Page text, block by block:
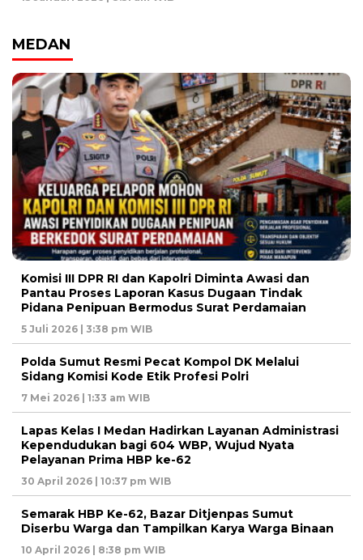
MEDAN
Komisi III DPR RI dan Kapolri Diminta Awasi dan
Pantau Proses Laporan Kasus Dugaan Tindak
Pidana Penipuan Bermodus Surat Perdamaian
5 Juli 2026 | 3:38 pm WIB
Polda Sumut Resmi Pecat Kompol DK Melalui
Sidang Komisi Kode Etik Profesi Polri
7 Mei 2026 | 1:33 am WIB
Lapas Kelas I Medan Hadirkan Layanan Administrasi
Kependudukan bagi 604 WBP, Wujud Nyata
Pelayanan Prima HBP ke-62
30 April 2026 | 10:37 pm WIB
Semarak HBP Ke-62, Bazar Ditjenpas Sumut
Diserbu Warga dan Tampilkan Karya Warga Binaan
10 April 2026 | 8:38 pm WIB